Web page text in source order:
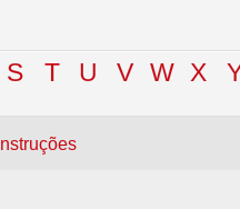
S T U V W X
Instruções